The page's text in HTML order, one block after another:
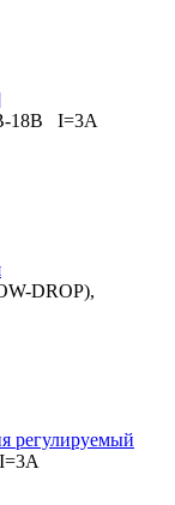
18В I=3A
DROP),
регулируемый
I=3А